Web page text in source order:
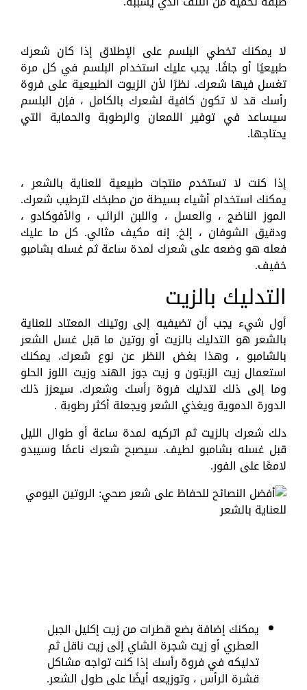
لا يمكنك تخطي البلسم على الإطلاق إذا كان شعرك
طبيعيًا أو جافًا. يجب عليك استخدام البلسم في كل مرة
تغسل فيها شعرك. نظرًا لأن الزيوت الطبيعية على فروة
رأسك قد لا تكون كافية لشعرك بالكامل ، فإن البلسم
سيساعد في توفير اللمعان والرطوبة والحماية التي
يحتاجها.
إذا كنت لا تستخدم منتجات طبيعية للعناية بالشعر ،
يمكنك استخدام أشياء بسيطة من مطبخك لترطيب شعرك.
الموز الناضج ، والعسل ، واللبن الرائب ، والأفوكادو ،
ودقيق الشوفان ، إلخ. إنه مكيف مثالي. كل ما عليك
فعله هو وضعه على شعرك لمدة ساعة ثم غسله بشامبو
خفيف.
التدليك بالزيت
أول شيء يجب أن تضيفيه إلى روتينك المعتاد للعناية
بالشعر هو التدليك بالزيت أو روتين ما قبل غسل الشعر
بالشامبو ، وهذا بغض النظر عن نوع شعرك. يمكنك
استعمال زيت الزيتون و زيت جوز الهند وزيت اللوز الحلو
وما إلى ذلك لتدليك فروة رأسك وشعرك. سيعزز ذلك
الدورة الدموية ويغذي الشعر ويجعلة أكثر رطوبة .
دلك شعرك بالزيت ثم اتركيه لمدة ساعة أو طوال الليل
قبل غسله بشامبو لطيف. سيصبح شعرك ناعمًا وسيبدو
لامعًا على الفور.
يمكنك إضافة بضع قطرات من زيت إكليل الجبل
العطري أو زيت شجرة الشاي إلى زيت ناقل ثم
تدليكه في فروة رأسك إذا كنت تواجه مشاكل
قشرة الرأس ، وتوزيعه أيضًا على طول الشعر.